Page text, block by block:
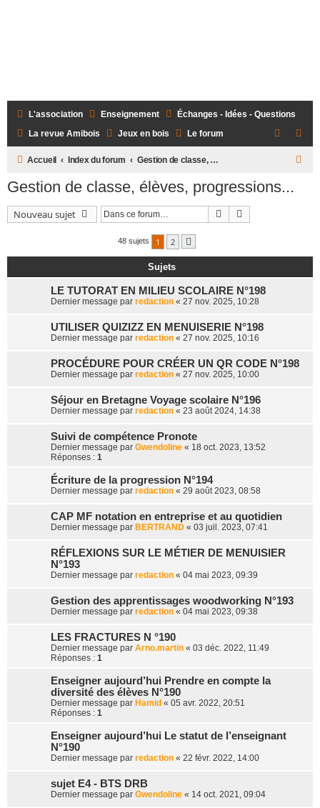
L'association Enseignement
Échanges - Idées - Questions
La revue Amibois
Jeux en bois Le forum
Accueil Index du forum Gestion de classe, élèves, progressions...
Gestion de classe, élèves, progressions...
Nouveau sujet Rechercher
48 sujets 1 2
Sujets
LE TUTORAT EN MILIEU SCOLAIRE N°198
Dernier message par redaction « 27 nov. 2025, 10:28
UTILISER QUIZIZZ EN MENUISERIE N°198
Dernier message par redaction « 27 nov. 2025, 10:16
PROCÉDURE POUR CRÉER UN QR CODE N°198
Dernier message par redaction « 27 nov. 2025, 10:00
Séjour en Bretagne Voyage scolaire N°196
Dernier message par redaction « 23 août 2024, 14:38
Suivi de compétence Pronote
Dernier message par Gwendoline « 18 oct. 2023, 13:52
Réponses : 1
Écriture de la progression N°194
Dernier message par redaction « 29 août 2023, 08:58
CAP MF notation en entreprise et au quotidien
Dernier message par BERTRAND « 03 juil. 2023, 07:41
RÉFLEXIONS SUR LE MÉTIER DE MENUISIER
N°193
Dernier message par redaction « 04 mai 2023, 09:39
Gestion des apprentissages woodworking N°193
Dernier message par redaction « 04 mai 2023, 09:38
LES FRACTURES N °190
Dernier message par Arno.martin « 03 déc. 2022, 11:49
Réponses : 1
Enseigner aujourd’hui Prendre en compte la
diversité des élèves N°190
Dernier message par Hamid « 05 avr. 2022, 20:51
Réponses : 1
Enseigner aujourd’hui Le statut de l’enseignant
N°190
Dernier message par redaction « 22 févr. 2022, 14:00
sujet E4 - BTS DRB
Dernier message par Gwendoline « 14 oct. 2021, 09:04